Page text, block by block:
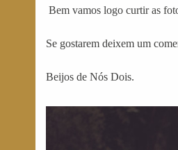
Bem vamos logo curtir as
Se gostarem deixem um
Beijos de Nós Dois.